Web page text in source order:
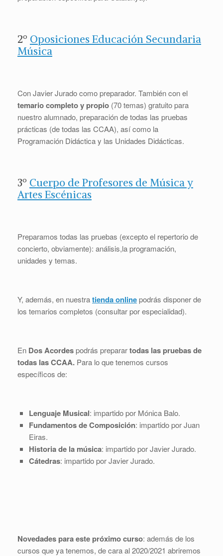
2º Oposiciones Educación Secundaria
Música
Con Javier Jurado como preparador. También con el
temario completo y propio (70 temas) gratuito para
nuestro alumnado, preparación de todas las pruebas
prácticas (de todas las CCAA), así como la
Programación Didáctica y las Unidades Didácticas.
3º Cuerpo de Profesores de Música y
Artes Escénicas
Preparamos todas las pruebas (excepto el repertorio de
concierto, obviamente): análisis,la programación,
unidades y temas.
Y, además, en nuestratienda onlinepodrás disponer de
los temarios completos (consultar por especialidad).
En Dos Acordespodrás preparartodas las pruebas de
todas las CCAA. Para lo que tenemos cursos
específicos de:
Lenguaje Musical: impartido por Mónica Balo.
Fundamentos de Composición: impartido por Juan
Eiras.
Historia de la música: impartido por Javier Jurado.
Cátedras: impartido por Javier Jurado.
Novedades para este próximo curso: además de los
cursos que ya tenemos, de cara al 2020/2021 abriremos